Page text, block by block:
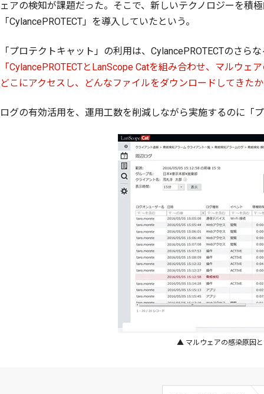
ェアの検知が課題だった。そこで、新しいテクノロジーを積
「CylancePROTECT」を導入していたという。
「プロテクトキャット」の利用は、CylancePROTECTのさら
「CylancePROTECTとLanScope Catを組み合わせ、マルウ
どこにアクセスし、どんなファイルをダウンロードしてきた
ログの有効活用を、運用工数を削減しながら実施するのに「
▲ マルウェアの感染原因